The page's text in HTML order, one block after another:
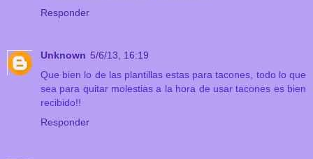
Responder
Unknown 5/6/13, 16:19
Que bien lo de las plantillas estas para tacones, todo lo que
sea para quitar molestias a la hora de usar tacones es bien
recibido!!
Responder